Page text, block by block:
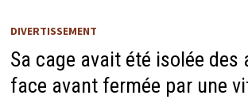
DIVERTISSEMENT
Sa cage avait été isolée des
face avant fermée par une